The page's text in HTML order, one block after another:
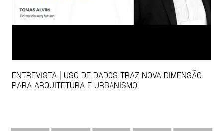
ENTREVISTA | USO DE DADOS TRAZ NOVA DIMENSÃO
PARA ARQUITETURA E URBANISMO